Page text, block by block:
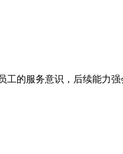
的服务意识，后续能力